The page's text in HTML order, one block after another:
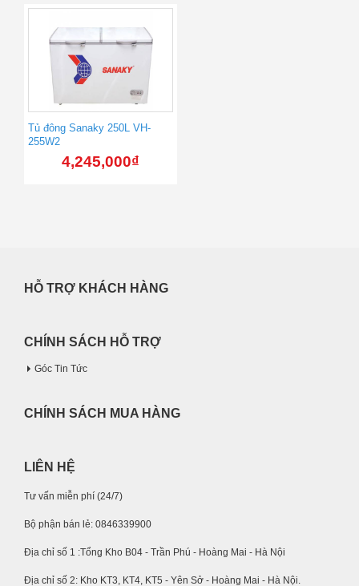
Tủ đông Sanaky 250L VH-
255W2
4,245,000₫
HỖ TRỢ KHÁCH HÀNG
CHÍNH SÁCH HỖ TRỢ
Góc Tin Tức
CHÍNH SÁCH MUA HÀNG
LIÊN HỆ
Tư vấn miễn phí (24/7)
Bộ phận bán lẻ: 0846339900
Địa chỉ số 1 :Tổng Kho B04 - Trần Phú - Hoàng Mai - Hà Nội
Địa chỉ số 2: Kho KT3, KT4, KT5 - Yên Sở - Hoàng Mai - Hà Nội.